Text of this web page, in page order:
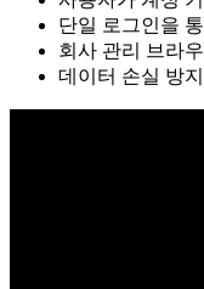
단일 로그인을
회사 관리 브라
데이터 손실 방